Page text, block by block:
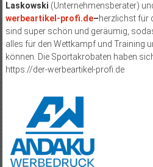
Laskowski (Unternehmensberater)
werbeartikel-profi.de–herzlichst für
sind super schön und geräumig,
alles für den Wettkampf und Training
können. Die Sportakrobaten haben
https://der-werbeartikel-profi.de